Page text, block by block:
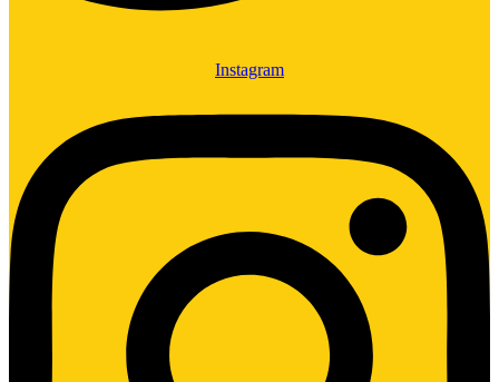
Instagram